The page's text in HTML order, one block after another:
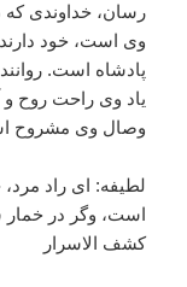
رسان، خداوندی
وی است، خود
پادشاه است.
یاد وی راحت روح و
وصال وی مشروح
لطیفه: ای راد
است، وگر در
کشف الاسرار